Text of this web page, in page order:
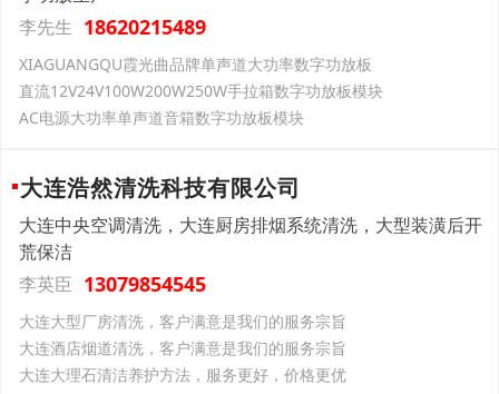
李先生 18620215489
XIAGUANGQU霞光曲品牌单声道大功率数字功放板
直流12V24V100W200W250W手拉箱数字功放板模块
AC电源大功率单声道音箱数字功放板模块
大连浩然清洗科技有限公司
大连中央空调清洗，大连厨房排烟系统清洗，大型装潢后开
荒保洁
李英臣 13079854545
大连大型厂房清洗，客户满意是我们的服务宗旨
大连酒店烟道清洗，客户满意是我们的服务宗旨
大连大理石清洁养护方法，服务更好，价格更优